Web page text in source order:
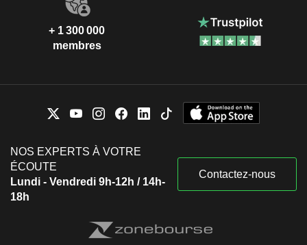
+ 1 300 000
membres
NOS EXPERTS À VOTRE
ÉCOUTE
Lundi - Vendredi 9h-12h / 14h-
18h
Contactez-nous